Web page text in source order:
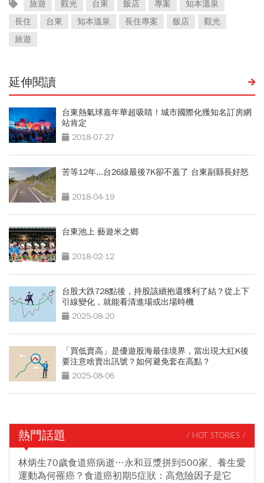
旅遊 觀光 台東 飯店 專案
知本溫泉
長住
台東 知本溫泉 長住專案 飯店
觀光
旅遊
延伸閱讀
台東熱氣球嘉年華超吸睛！城市國際化獲知名訂房網
站肯定
2018-07-27
苦等12年...台26線最後7K卻不蓋了 台東副縣長好怒
2018-04-19
台東池上 藝遊米之鄉
2018-02-12
台股大跌728點後，持股該續抱還獲利了結？從上下
引線變化，就能看清進場或出場時機
2025-08-20
「買低賣高」是優遊股海最佳境界，當出現大紅K後
要注意啥賣出訊號？如何避免套在高點？
2025-08-06
熱門話題 / HOT STORIES /
林炳生70歲食道癌病逝…永和豆漿拼到500家、養生愛
運動為何罹癌？食道癌初期5症狀：高危險因子是它